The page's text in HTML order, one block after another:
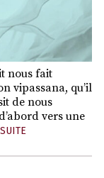
nous fait
vipassana, qu’il
de nous
vers une